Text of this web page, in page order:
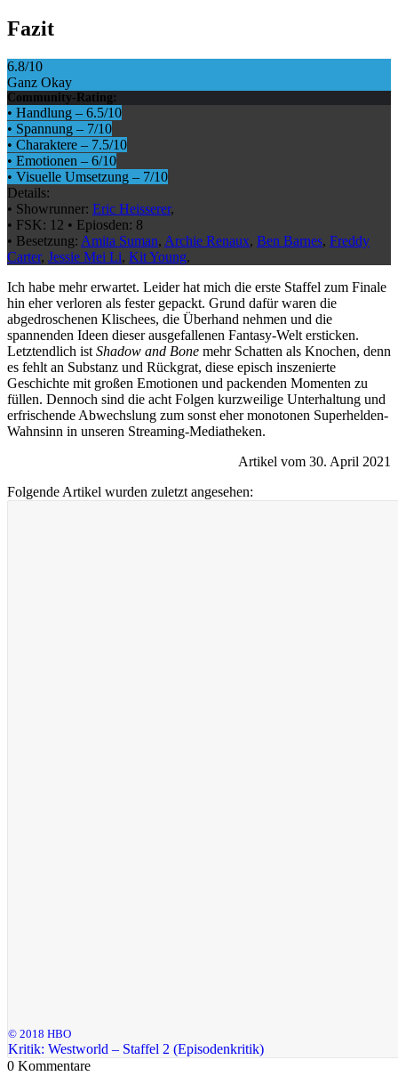
Fazit
6.8/10
Ganz Okay
Community-Rating:
• Handlung – 6.5/10
• Spannung – 7/10
• Charaktere – 7.5/10
• Emotionen – 6/10
• Visuelle Umsetzung – 7/10
Details:
• Showrunner: Eric Heisserer,
• FSK: 12 • Epiosden: 8
• Besetzung: Amita Suman, Archie Renaux, Ben Barnes, Freddy
Carter, Jessie Mei Li, Kit Young,
Ich habe mehr erwartet. Leider hat mich die erste Staffel zum Finale
hin eher verloren als fester gepackt. Grund dafür waren die
abgedroschenen Klischees, die Überhand nehmen und die
spannenden Ideen dieser ausgefallenen Fantasy-Welt ersticken.
Letztendlich ist Shadow and Bone mehr Schatten als Knochen, denn
es fehlt an Substanz und Rückgrat, diese episch inszenierte
Geschichte mit großen Emotionen und packenden Momenten zu
füllen. Dennoch sind die acht Folgen kurzweilige Unterhaltung und
erfrischende Abwechslung zum sonst eher monotonen Superhelden-
Wahnsinn in unseren Streaming-Mediatheken.
Artikel vom 30. April 2021
Folgende Artikel wurden zuletzt angesehen:
© 2018 HBO
Kritik: Westworld – Staffel 2 (Episodenkritik)
0 Kommentare